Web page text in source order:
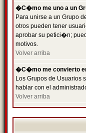
�C�mo me uno a un
Para unirse a un Grupo
otros pueden tener
aprobar su petici�n;
motivos.
Volver arriba
�C�mo me convierto
Los Grupos de
hablar con el
Volver arriba